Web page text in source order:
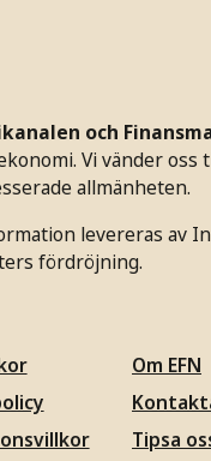
och
Vi vänder oss
allmänheten.
levereras av
fördröjning.
Om EFN
Tipsa